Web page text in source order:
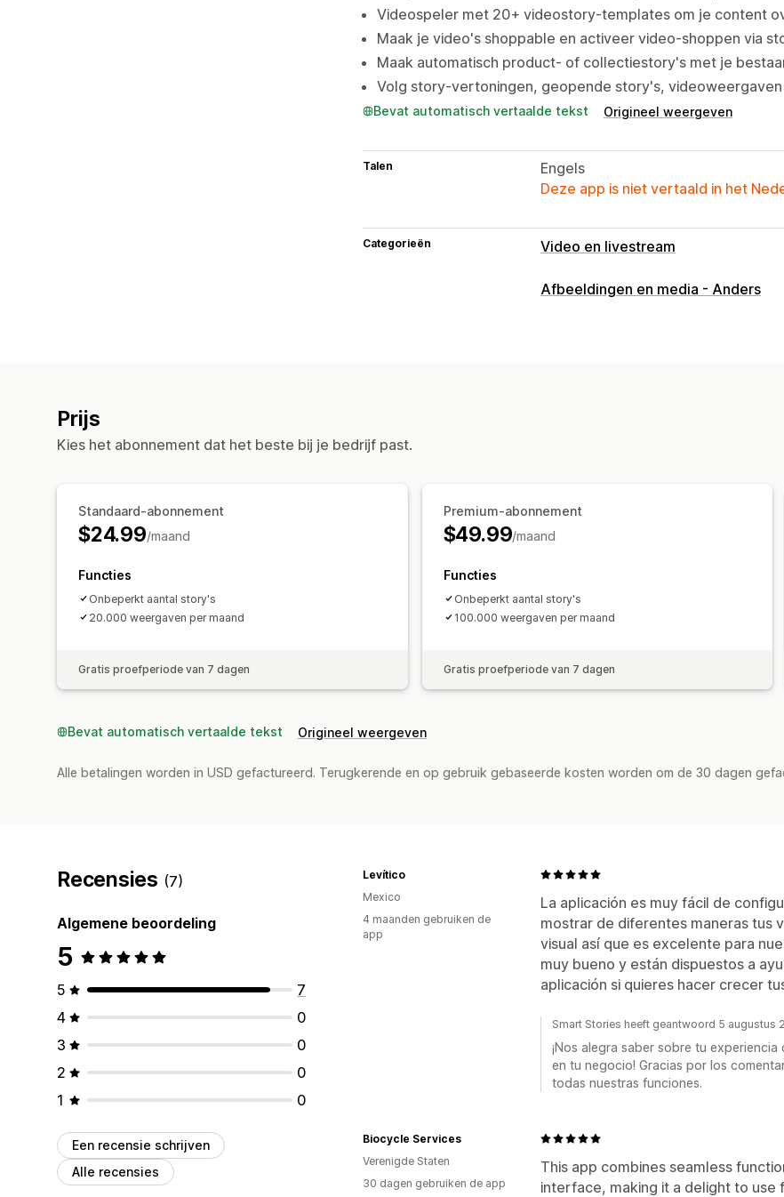
Videospeler met 20+ videostory-templates om je content
Maak je video's shoppable en activeer video-shoppen via
Maak automatisch product- of collectiestory's met je
Volg story-vertoningen, geopende story's,
Bevat automatisch vertaalde tekst Origineel weergeven
Talen
Engels
Deze app is niet vertaald in het
Categorieën Video en livestream
Videobeheer
Afbeeldingen en media - Anders
Prijs
Kies het abonnement dat het beste bij je bedrijf past.
Standaard-abonnement
$24.99/maand
Functies
Onbeperkt aantal story's
20.000 weergaven per maand
Gratis proefperiode van 7 dagen
Premium-abonnement
$49.99/maand
Functies
Onbeperkt aantal story's
100.000 weergaven per maand
Gratis proefperiode van 7 dagen
Bevat automatisch vertaalde tekst Origineel weergeven
Alle betalingen worden in USD gefactureerd. Terugkerende en op gebruik gebaseerde kosten worden om de 30 dagen
Recensies (7)
Algemene beoordeling
5
5
7
4
0
3
0
2
0
1
0
Een recensie schrijven
Alle recensies
La aplicación es muy fácil de
mostrar de diferentes maneras tus
visual así que es excelente para
muy bueno y están dispuestos a
aplicación si quieres hacer crecer
Levítico
Mexico
4 maanden gebruiken de
app
Smart Stories heeft geantwoord 5 augustus
¡Nos alegra saber sobre tu
en tu negocio! Gracias por los
todas nuestras funciones.
This app combines seamless
interface, making it a delight to
Biocycle Services
Verenigde Staten
30 dagen gebruiken de app